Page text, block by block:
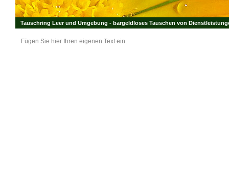
Tauschring Leer und Umgebung - bargeldloses Tauschen von
Fügen Sie hier Ihren eigenen Text ein.